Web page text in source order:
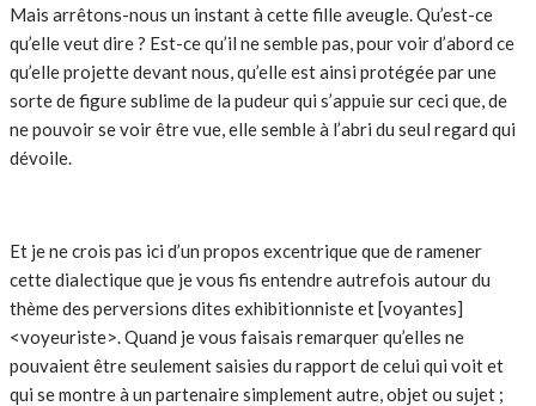
Mais arrêtons-nous un instant à cette fille aveugle. Qu’est-ce
qu’elle veut dire ? Est-ce qu’il ne semble pas, pour voir d’abord ce
qu’elle projette devant nous, qu’elle est ainsi protégée par une
sorte de figure sublime de la pudeur qui s’appuie sur ceci que, de
ne pouvoir se voir être vue, elle semble à l’abri du seul regard qui
dévoile.
Et je ne crois pas ici d’un propos excentrique que de ramener
cette dialectique que je vous fis entendre autrefois autour du
thème des perversions dites exhibitionniste et [voyantes]
<voyeuriste>. Quand je vous faisais remarquer qu’elles ne
pouvaient être seulement saisies du rapport de celui qui voit et
qui se montre à un partenaire simplement autre, objet ou sujet ;